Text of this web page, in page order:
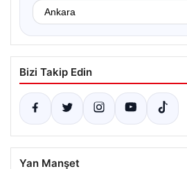
Bizi Takip Edin
Yan Manşet